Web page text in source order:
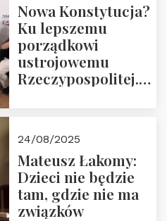
Nowa Konstytucja?
Ku lepszemu
porządkowi
ustrojowemu
Rzeczypospolitej.
24/08/2025
Mateusz Łakomy:
Dzieci nie będzie
tam, gdzie nie ma
związków